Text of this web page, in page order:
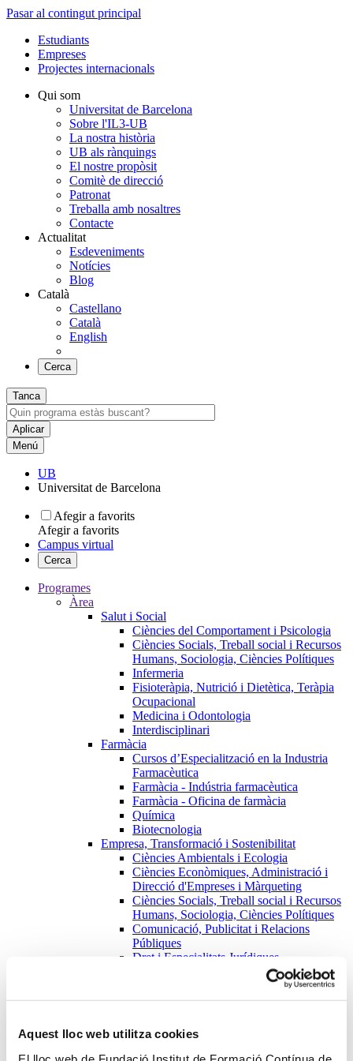
Aquest lloc web utilitza cookies
Pasar al contingut principal
Estudiants
Empreses
Projectes internacionals
Qui som
Universitat de Barcelona
Sobre l'IL3-UB
La nostra història
UB als rànquings
El nostre propòsit
Comitè de direcció
Patronat
Treballa amb nosaltres
Contacte
Actualitat
Esdeveniments
Notícies
Blog
Català
Castellano
Català
English
Cerca
Tanca
Menú
UB
Universitat de Barcelona
Afegir a favorits
Afegir a favorits
Campus virtual
Cerca
Programes
Àrea
Salut i Social
Ciències del Comportament i Psicologia
Ciències Socials, Treball social i Recursos
Humans, Sociologia, Ciències Polítiques
Infermeria
Fisioteràpia, Nutrició i Dietètica, Teràpia
Ocupacional
Medicina i Odontologia
Interdisciplinari
Farmàcia
Cursos d’Especialització en la Industria
Farmacèutica
Farmàcia - Indústria farmacèutica
Farmàcia - Oficina de farmàcia
Química
Biotecnologia
Empresa, Transformació i Sostenibilitat
Ciències Ambientals i Ecologia
Ciències Econòmiques, Administració i
Direcció d'Empreses i Màrqueting
Ciències Socials, Treball social i Recursos
Humans, Sociologia, Ciències Polítiques
Comunicació, Publicitat i Relacions
Públiques
Dret i Especialitats Jurídiques
Enginyeria Informàtica i de Sistemes
Enginyeria de la Telecomunicació
Enginyeria Química, Enginyeria dels
Materials i Enginyeria del Medi Natural
Enginyeria de l'Organització Industrial